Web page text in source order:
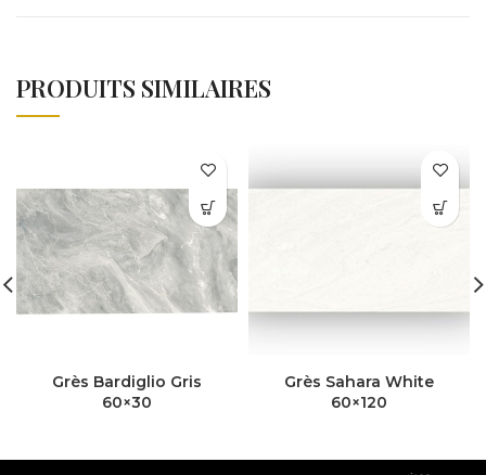
PRODUITS SIMILAIRES
Grès Bardiglio Gris
60×30
Grès Sahara White
60×120